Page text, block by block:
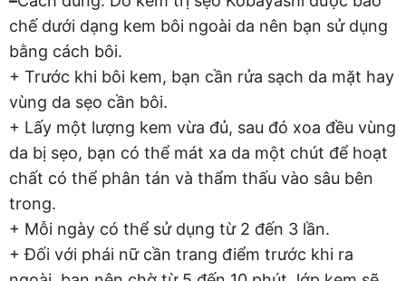
chế dưới dạng kem bôi ngoài da nên bạn sử dụng
bằng cách bôi.
+ Trước khi bôi kem, bạn cần rửa sạch da mặt hay
vùng da sẹo cần bôi.
+ Lấy một lượng kem vừa đủ, sau đó xoa đều vùng
da bị sẹo, bạn có thể mát xa da một chút để hoạt
chất có thể phân tán và thẩm thấu vào sâu bên
trong.
+ Mỗi ngày có thể sử dụng từ 2 đến 3 lần.
+ Đối với phái nữ cần trang điểm trước khi ra